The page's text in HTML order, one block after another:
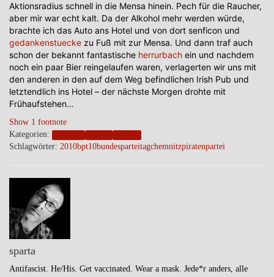
Aktionsradius schnell in die Mensa hinein. Pech für die Raucher,
aber mir war echt kalt. Da der Alkohol mehr werden würde,
brachte ich das Auto ans Hotel und von dort senficon und
gedankenstuecke zu Fuß mit zur Mensa. Und dann traf auch
schon der bekannt fantastische herrurbach ein und nachdem
noch ein paar Bier reingelaufen waren, verlagerten wir uns mit
den anderen in den auf dem Weg befindlichen Irish Pub und
letztendlich ins Hotel – der nächste Morgen drohte mit
Frühaufstehen…
Show 1 footnote
Kategorien:
Schlagwörter: 2010bpt10bundesparteitagchemnitzpiratenpartei
sparta
Antifascist. He/His. Get vaccinated. Wear a mask. Jede*r anders, alle